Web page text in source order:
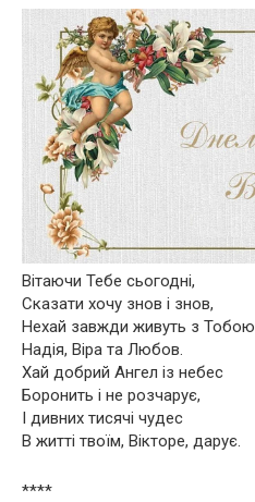
Вітаючи Тебе сьогодні,
Сказати хочу знов і знов,
Нехай завжди живуть з Тобою
Надія, Віра та Любов.
Хай добрий Ангел із небес
Боронить і не розчарує,
І дивних тисячі чудес
В житті твоїм, Вікторе, дарує.
****